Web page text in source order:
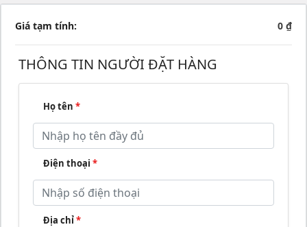
Giá tạm tính: 0 ₫
THÔNG TIN NGƯỜI ĐẶT HÀNG
Họ tên *
Điện thoại *
Địa chỉ*